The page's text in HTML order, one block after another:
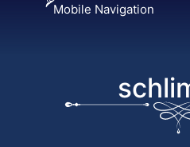
Mobile Navigation